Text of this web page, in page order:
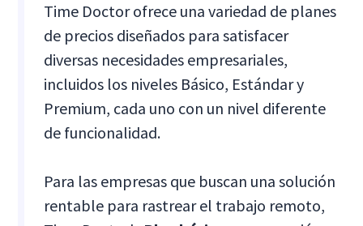
Time Doctor ofrece una variedad de planes
de precios diseñados para satisfacer
diversas necesidades empresariales,
incluidos los niveles Básico, Estándar y
Premium, cada uno con un nivel diferente
de funcionalidad.
Para las empresas que buscan una solución
rentable para rastrear el trabajo remoto,